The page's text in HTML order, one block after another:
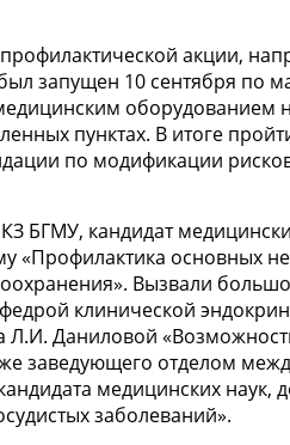
акции,
запущен 10 сентября по
оборудованием
пунктах. В итоге
по модификации
БГМУ, кандидат
«Профилактика основных
Вызвали
клинической
Л.И. Даниловой
заведующего отделом
медицинских наук,
заболеваний».